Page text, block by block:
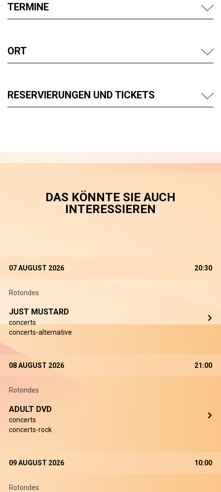
TERMINE
ORT
RESERVIERUNGEN UND TICKETS
DAS KÖNNTE SIE AUCH
INTERESSIEREN
07 AUGUST 2026 20:30
Rotondes
JUST MUSTARD
concerts
concerts-alternative
08 AUGUST 2026 21:00
Rotondes
ADULT DVD
concerts
concerts-rock
09 AUGUST 2026 10:00
Rotondes